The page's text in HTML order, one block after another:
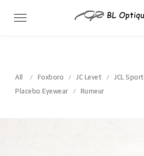
All Foxboro JC Levet
JCL Sport
Placebo Eyewear
Rumeur